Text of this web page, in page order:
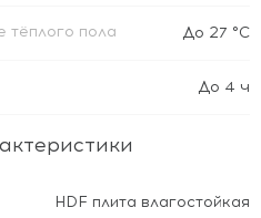
тёплого пола До 27 °C
До 4 ч
HDF плита влагостойкая